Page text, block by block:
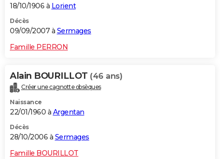
18/10/1906 à Lorient
Décès
09/09/2007 à Sermages
Famille PERRON
Alain BOURILLOT (46 ans)
Créer une cagnotte obsèques
Naissance
22/01/1960 à Argentan
Décès
28/10/2006 à Sermages
Famille BOURILLOT